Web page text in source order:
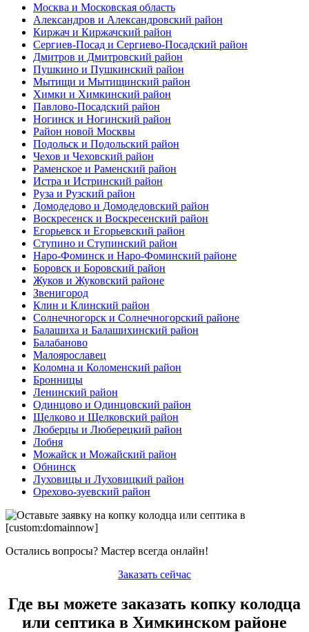
Москва и Московская область
Александров и Александровский район
Киржач и Киржачский район
Сергиев-Посад и Сергиево-Посадский район
Дмитров и Дмитровский район
Пушкино и Пушкинский район
Мытищи и Мытищинский район
Химки и Химкинский район
Павлово-Посадский район
Ногинск и Ногинский район
Район новой Москвы
Подольск и Подольский район
Чехов и Чеховский район
Раменское и Раменский район
Истра и Истринский район
Руза и Рузский район
Домодедово и Домодедовский район
Воскресенск и Воскресенский район
Егорьевск и Егорьевский район
Ступино и Ступинский район
Наро-Фоминск и Наро-Фоминский районе
Боровск и Боровский район
Жуков и Жуковский районе
Звенигород
Клин и Клинский район
Солнечногорск и Солнечногорский районе
Балашиха и Балашихинский район
Балабаново
Малоярославец
Коломна и Коломенский район
Бронницы
Ленинский район
Одинцово и Одинцовский район
Щелково и Щелковский район
Люберцы и Люберецкий район
Лобня
Можайск и Можайский район
Обнинск
Луховицы и Луховицкий район
Орехово-зуевский район
Остались вопросы? Мастер всегда онлайн!
Заказать сейчас
Где вы можете заказать копку колодца
или септика в Химкинском районе